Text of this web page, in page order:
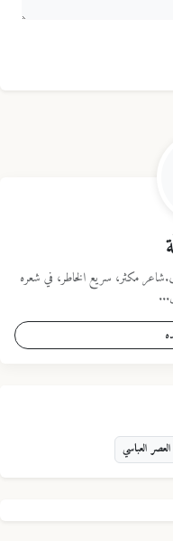
مكثر، سريع الخاطر، في شعره
العصر العباسي